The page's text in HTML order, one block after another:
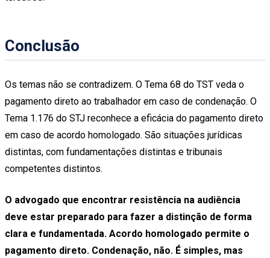
Conclusão
Os temas não se contradizem. O Tema 68 do TST veda o
pagamento direto ao trabalhador em caso de condenação. O
Tema 1.176 do STJ reconhece a eficácia do pagamento direto
em caso de acordo homologado. São situações jurídicas
distintas, com fundamentações distintas e tribunais
competentes distintos.
O advogado que encontrar resistência na audiência
deve estar preparado para fazer a distinção de forma
clara e fundamentada. Acordo homologado permite o
pagamento direto. Condenação, não. É simples, mas